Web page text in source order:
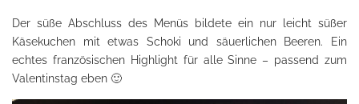
Der süße Abschluss des Menüs bildete ein nur leicht süßer
Käsekuchen mit etwas Schoki und säuerlichen Beeren. Ein
echtes französischen Highlight für alle Sinne – passend zum
Valentinstag eben 🙂